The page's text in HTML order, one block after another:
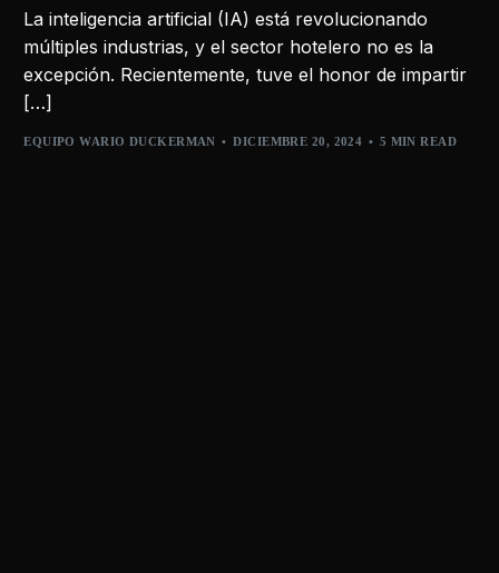
La inteligencia artificial (IA) está revolucionando
múltiples industrias, y el sector hotelero no es la
excepción. Recientemente, tuve el honor de impartir
[…]
EQUIPO WARIO DUCKERMAN DICIEMBRE 20, 2024 5 MIN READ